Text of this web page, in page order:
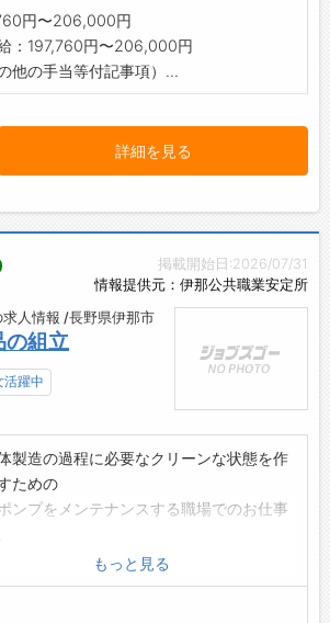
円〜206,000円
：197,760円〜206,000円
の他の手当等付記事項）...
詳細を見る
掲載開始日:2026/07/31
情報提供元：伊那公共職業安定所
人情報 /長野県伊那市
の組立
活躍中
製造の過程に必要なクリーンな状態を作
ための
ンプをメンテナンスする職場でのお仕事
では、1分解、2洗浄、3組立、4検査、5出
もっと見る